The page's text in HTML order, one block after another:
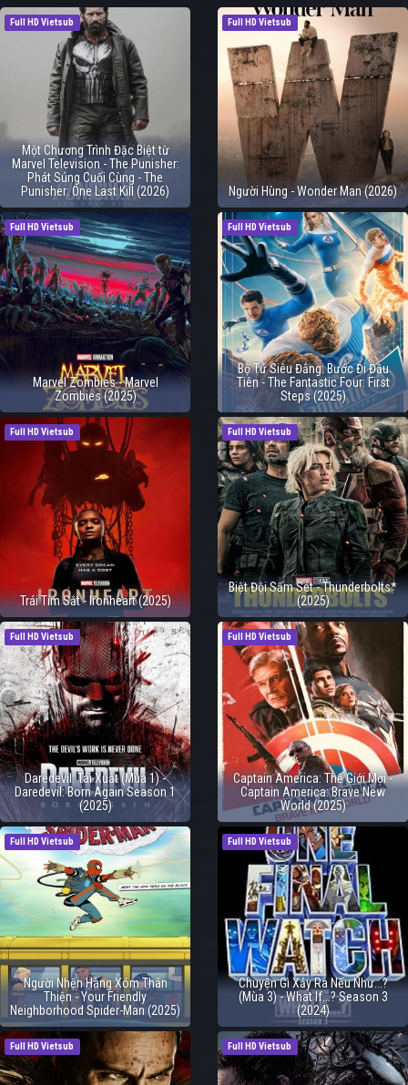
Full HD Vietsub
Một Chương Trình Đặc Biệt từ
Marvel Television - The Punisher:
Phát Súng Cuối Cùng - The
Punisher: One Last Kill (2026)
Full HD Vietsub
Người Hùng - Wonder Man (2026)
Full HD Vietsub
Marvel Zombies - Marvel
Zombies (2025)
Full HD Vietsub
Bộ Tứ Siêu Đẳng: Bước Đi Đầu
Tiên - The Fantastic Four: First
Steps (2025)
Full HD Vietsub
Trái Tim Sắt - Ironheart (2025)
Full HD Vietsub
Biệt Đội Sấm Sét - Thunderbolts*
(2025)
Full HD Vietsub
Daredevil: Tái Xuất (Mùa 1) -
Daredevil: Born Again Season 1
(2025)
Full HD Vietsub
Captain America: Thế Giới Mới -
Captain America: Brave New
World (2025)
Full HD Vietsub
Người Nhện Hàng Xóm Thân
Thiện - Your Friendly
Neighborhood Spider-Man (2025)
Full HD Vietsub
Chuyện Gì Xảy Ra Nếu Như...?
(Mùa 3) - What If...? Season 3
(2024)
Full HD Vietsub Full HD Vietsub